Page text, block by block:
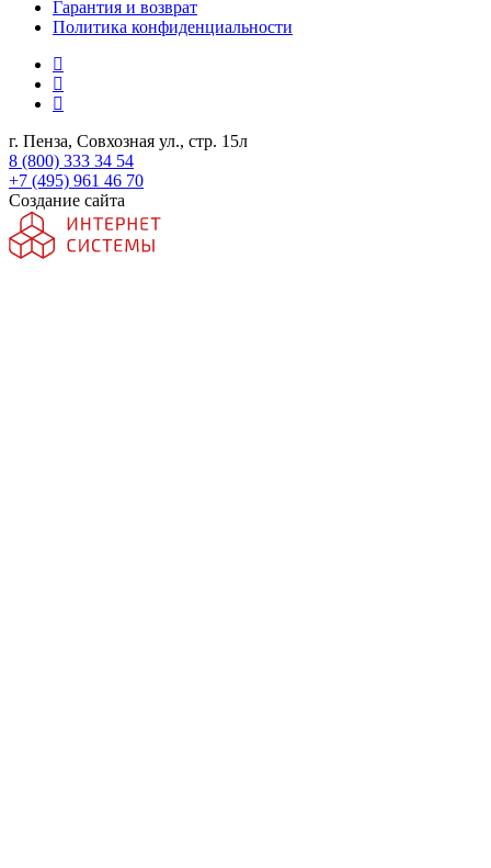
Гарантия и возврат
Политика конфиденциальности
г. Пенза, Совхозная ул., стр. 15л
8 (800) 333 34 54
+7 (495) 961 46 70
Создание сайта